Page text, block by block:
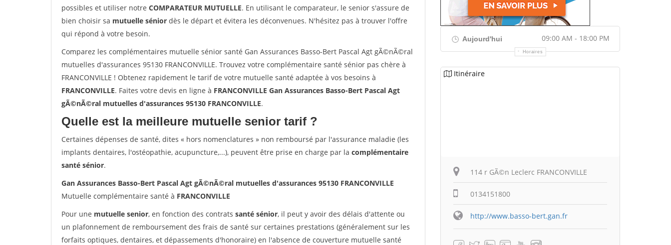
possibles et utiliser notre COMPARATEUR MUTUELLE. En utilisant le comparateur, le senior s'assure de
bien choisir sa mutuelle sénior dès le départ et évitera les déconvenues. N'hésitez pas à trouver l'offre
qui répond à votre besoin.
Comparez les complémentaires mutuelle sénior santé Gan Assurances Basso-Bert Pascal Agt gÃ©nÃ©ral
mutuelles d'assurances 95130 FRANCONVILLE. Trouvez votre complémentaire santé sénior pas chère à
FRANCONVILLE ! Obtenez rapidement le tarif de votre mutuelle santé adaptée à vos besoins à
FRANCONVILLE. Faites votre devis en ligne à FRANCONVILLE Gan Assurances Basso-Bert Pascal Agt
gÃ©nÃ©ral mutuelles d'assurances 95130 FRANCONVILLE.
Quelle est la meilleure mutuelle senior tarif ?
Certaines dépenses de santé, dites « hors nomenclatures » non remboursé par l'assurance maladie (les
implants dentaires, l'ostéopathie, acupuncture,...), peuvent être prise en charge par la complémentaire
santé sénior.
Gan Assurances Basso-Bert Pascal Agt gÃ©nÃ©ral mutuelles d'assurances 95130 FRANCONVILLE
Mutuelle complémentaire santé à FRANCONVILLE
Pour une mutuelle senior, en fonction des contrats santé sénior, il peut y avoir des délais d'attente ou
un plafonnement de remboursement des frais de santé sur certaines prestations (généralement sur les
forfaits optiques, dentaires, et dépassements d'honoraire) en l'absence de couverture mutuelle santé
Aujourd'hui 09:00 AM - 18:00 PM
Horaires
Itinéraire
114 r GÃ©n Leclerc FRANCONVILLE
0134151800
http://www.basso-bert.gan.fr